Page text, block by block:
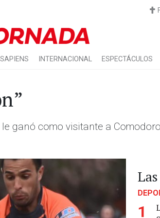
SAPIENS INTERNACIONAL ESPECTÁCULOS
ganó como visitante a
1